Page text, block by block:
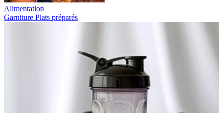
Alimentation
Garniture Plats préparés